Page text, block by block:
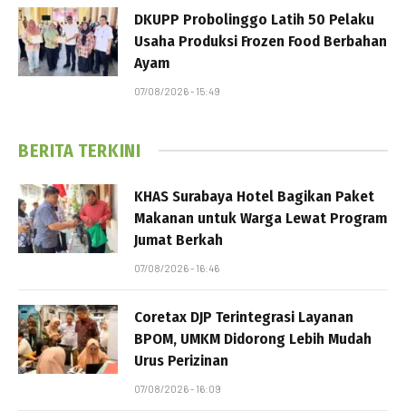
DKUPP Probolinggo Latih 50 Pelaku
Usaha Produksi Frozen Food Berbahan
Ayam
07/08/2026 - 15:49
BERITA TERKINI
KHAS Surabaya Hotel Bagikan Paket
Makanan untuk Warga Lewat Program
Jumat Berkah
07/08/2026 - 16:46
Coretax DJP Terintegrasi Layanan
BPOM, UMKM Didorong Lebih Mudah
Urus Perizinan
07/08/2026 - 16:09